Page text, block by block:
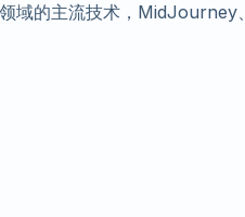
域的主流技术，